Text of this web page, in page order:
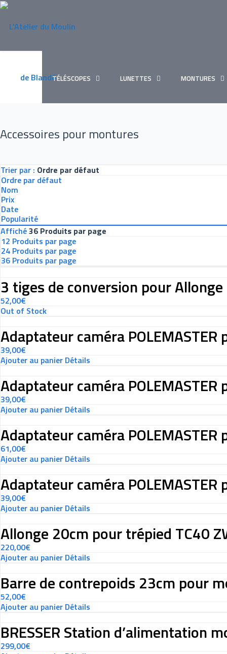
TÉLÉSCOPES LUNETTES MONTURES
Accessoires pour montures
Trier par : Ordre par défaut
Ordre par défaut
Nom
Prix
Date
Popularité
Affiché36 Produits par page
12 Produits par page
24 Produits par page
36 Produits par page
3 tiges de conversion pour
52,00€
Out of Stock
Adaptateur caméra
39,00€
Ajouter au panier Détails
Adaptateur caméra
39,00€
Ajouter au panier Détails
Adaptateur caméra
61,00€
Ajouter au panier Détails
Adaptateur caméra
39,00€
Ajouter au panier Détails
Allonge 20cm pour trépied TC40
220,00€
Ajouter au panier Détails
Barre de contrepoids 23cm pour
52,00€
Ajouter au panier Détails
BRESSER Station d’alimentation
299,00€